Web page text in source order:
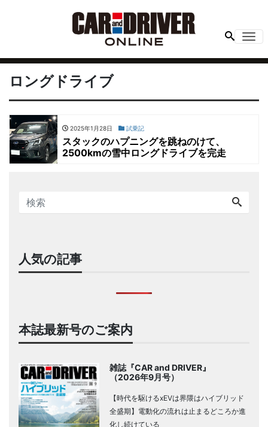
ロングドライブ
2025年1月28日 試乗記
スタックのハプニングを跳ねのけて、
2500kmの雪中ロングドライブを完走
人気の記事
本誌最新号のご案内
雑誌『CAR and DRIVER』
（2026年9月号）
【時代を駆けるxEVは界隈はハイブリッド
全盛期】電動化の流れは止まるどころか進
化し続けている